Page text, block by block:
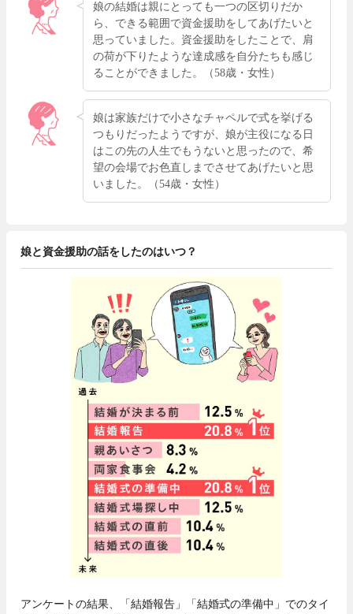
娘の結婚は親にとっても一つの区切りだか
ら、できる範囲で資金援助をしてあげたいと
思っていました。資金援助をしたことで、肩
の荷が下りたような達成感を自分たちも感じ
ることができました。（58歳・女性）
娘は家族だけで小さなチャペルで式を挙げる
つもりだったようですが、娘が主役になる日
はこの先の人生でもうないと思ったので、希
望の会場でお色直しまでさせてあげたいと思
いました。（54歳・女性）
娘と資金援助の話をしたのはいつ？
アンケートの結果、「結婚報告」「結婚式の準備中」でのタイ